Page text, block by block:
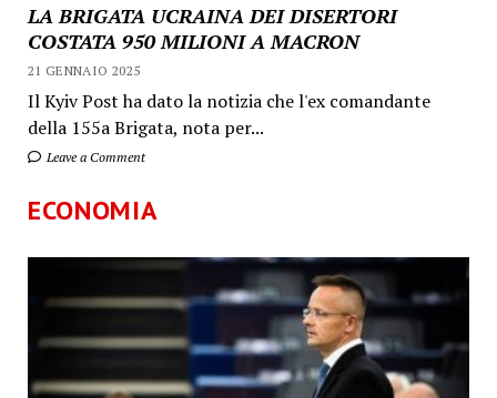
LA BRIGATA UCRAINA DEI DISERTORI
COSTATA 950 MILIONI A MACRON
21 GENNAIO 2025
Il Kyiv Post ha dato la notizia che l'ex comandante
della 155a Brigata, nota per...
Leave a Comment
ECONOMIA